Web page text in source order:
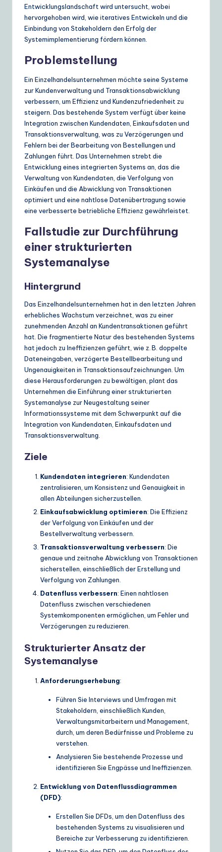
o
&
S
o
ft
w
S
lu
ti
Entwicklungslandschaft wird untersucht, wobei
hervorgehoben wird, wie iteratives Entwickeln und die
Einbindung von Stakeholdern den Erfolg der
Systemimplementierung fördern können.
Problemstellung
Ein Einzelhandelsunternehmen möchte seine Systeme
zur Kundenverwaltung und Transaktionsabwicklung
verbessern, um Effizienz und Kundenzufriedenheit zu
steigern. Das bestehende System verfügt über keine
Integration zwischen Kundendaten, Einkaufsdaten und
Transaktionsverwaltung, was zu Verzögerungen und
Fehlern bei der Bearbeitung von Bestellungen und
Zahlungen führt. Das Unternehmen strebt die
Entwicklung eines integrierten Systems an, das die
Verwaltung von Kundendaten, die Verfolgung von
Einkäufen und die Abwicklung von Transaktionen
optimiert und eine nahtlose Datenübertragung sowie
eine verbesserte betriebliche Effizienz gewährleistet.
Fallstudie zur Durchführung
einer strukturierten
Systemanalyse
Hintergrund
Das Einzelhandelsunternehmen hat in den letzten Jahren
erhebliches Wachstum verzeichnet, was zu einer
zunehmenden Anzahl an Kundentransaktionen geführt
hat. Die fragmentierte Natur des bestehenden Systems
hat jedoch zu Ineffizienzen geführt, wie z. B. doppelte
Dateneingaben, verzögerte Bestellbearbeitung und
Ungenauigkeiten in Transaktionsaufzeichnungen. Um
diese Herausforderungen zu bewältigen, plant das
Unternehmen die Einführung einer strukturierten
Systemanalyse zur Neugestaltung seiner
Informationssysteme mit dem Schwerpunkt auf die
Integration von Kundendaten, Einkaufsdaten und
Transaktionsverwaltung.
Ziele
Kundendaten integrieren: Kundendaten
zentralisieren, um Konsistenz und Genauigkeit in
allen Abteilungen sicherzustellen.
Einkaufsabwicklung optimieren: Die Effizienz
der Verfolgung von Einkäufen und der
Bestellverwaltung verbessern.
Transaktionsverwaltung verbessern: Die
genaue und zeitnahe Abwicklung von Transaktionen
sicherstellen, einschließlich der Erstellung und
Verfolgung von Zahlungen.
Datenfluss verbessern: Einen nahtlosen
Datenfluss zwischen verschiedenen
Systemkomponenten ermöglichen, um Fehler und
Verzögerungen zu reduzieren.
Strukturierter Ansatz der
Systemanalyse
Anforderungserhebung:
Führen Sie Interviews und Umfragen mit
Stakeholdern, einschließlich Kunden,
Verwaltungsmitarbeitern und Management,
durch, um deren Bedürfnisse und Probleme zu
verstehen.
Analysieren Sie bestehende Prozesse und
identifizieren Sie Engpässe und Ineffizienzen.
Entwicklung von Datenflussdiagrammen
(DFD):
Erstellen Sie DFDs, um den Datenfluss des
bestehenden Systems zu visualisieren und
Bereiche zur Verbesserung zu identifizieren.